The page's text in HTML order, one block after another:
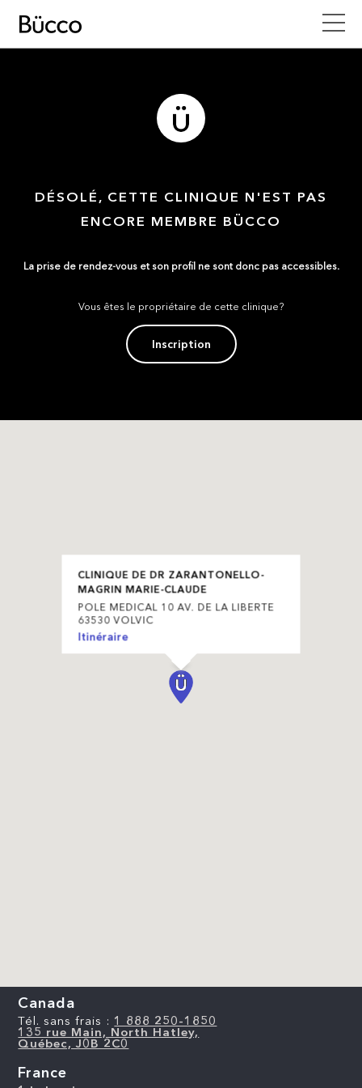
DÉSOLÉ, CETTE CLINIQUE N'EST PAS
ENCORE MEMBRE BÜCCO
La prise de rendez-vous et son profil ne sont donc pas accessibles.
Vous êtes le propriétaire de cette clinique?
Inscription
CLINIQUE DE DR ZARANTONELLO-
MAGRIN MARIE-CLAUDE
POLE MEDICAL 10 AV. DE LA LIBERTE
63530 VOLVIC
Itinéraire
Canada
Tél. sans frais : 1 888 250-1850
135 rue Main, North Hatley,
Québec, J0B 2C0
France